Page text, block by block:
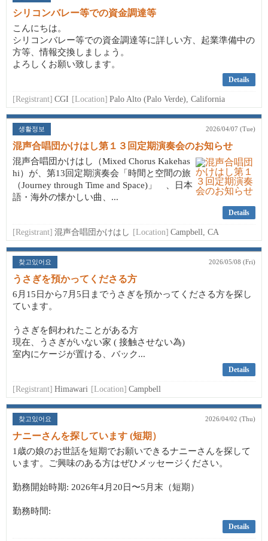
シリコンバレー等での資金調達等
こんにちは。
シリコンバレー等での資金調達等に詳しい方、起業準備中の
方等、情報交換しましょう。
よろしくお願い致します。
Details
[Registrant] CGI [Location] Palo Alto (Palo Verde), California
생활정보 2026/04/07 (Tue)
混声合唱団かけはし第１３回定期演奏会のお知らせ
混声合唱団かけはし（Mixed Chorus Kakehas
hi）が、第13回定期演奏会「時間と空間の旅
（Journey through Time and Space)」 、日本
語・海外の懐かしい曲、...
Details
[Registrant] 混声合唱団かけはし [Location] Campbell, CA
찾고있어요 2026/05/08 (Fri)
うさぎを預かってくださる方
6月15日から7月5日までうさぎを預かってくださる方を探し
ています。
うさぎを飼われたことがある方
現在、うさぎがいない家 ( 接触させない為)
室内にケージが置ける、バック...
Details
[Registrant] Himawari [Location] Campbell
찾고있어요 2026/04/02 (Thu)
ナニーさんを探しています (短期）
1歳の娘のお世話を短期でお願いできるナニーさんを探して
います。ご興味のある方はぜひメッセージください。
勤務開始時期: 2026年4月20日〜5月末（短期）
勤務時間:
Details